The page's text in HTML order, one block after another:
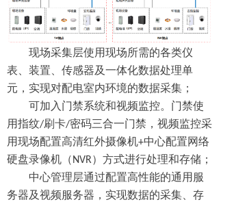
现场采集层使用现场所需的各类仪
表、装置、 传感器及一体化数据处理单
元 ，实现对配电室内环境的数据采集；
可加入门禁系统和视频监控。门禁使
用指纹/刷卡/密码三合一门禁，视频监控采
用现场配置高清红外摄像机+中心配置网络
硬盘录像机（ NVR）方式进行处理和存储；
中心管理层通过配置高性能的通用 服
务器及视频服务器 ，实现数据的采集、 存